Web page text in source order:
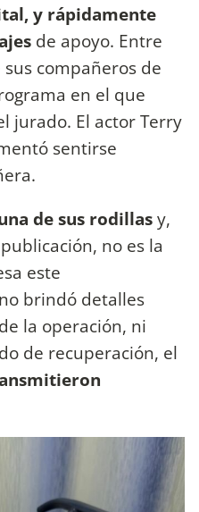
y rápidamente
de apoyo. Entre
compañeros de
en el que
jurado. El actor Terry
sentirse
de sus rodillasy,
no es la
este
brindó detalles
la operación, ni
de recuperación, el